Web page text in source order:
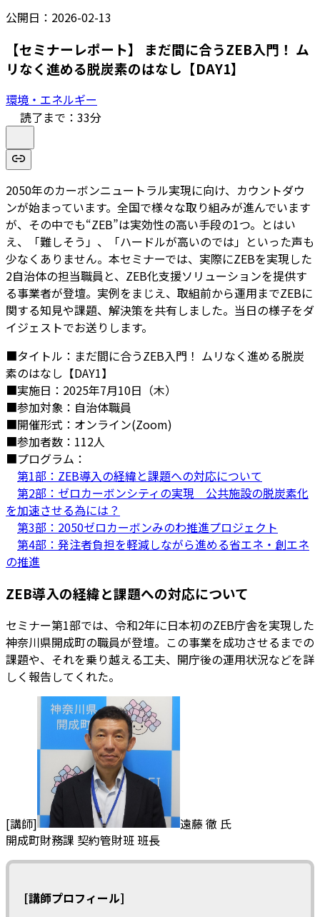
公開日： 2026-02-13
【セミナーレポート】 まだ間に合うZEB入門！ ム
リなく進める脱炭素のはなし【DAY1】
環境・エネルギー
読了まで： 33分
2050年のカーボンニュートラル実現に向け、カウントダウ
ンが始まっています。全国で様々な取り組みが進んでいます
が、その中でも“ZEB”は実効性の高い手段の1つ。とはい
え、「難しそう」、「ハードルが高いのでは」といった声も
少なくありません。本セミナーでは、実際にZEBを実現した
2自治体の担当職員と、ZEB化支援ソリューションを提供す
る事業者が登壇。実例をまじえ、取組前から運用までZEBに
関する知見や課題、解決策を共有しました。当日の様子をダ
イジェストでお送りします。
■タイトル：まだ間に合うZEB入門！ ムリなく進める脱炭
素のはなし【DAY1】
■実施日：2025年7月10日（木）
■参加対象：自治体職員
■開催形式：オンライン(Zoom)
■参加者数：112人
■プログラム：
第1部：ZEB導入の経緯と課題への対応について
第2部：ゼロカーボンシティの実現 公共施設の脱炭素化
を加速させる為には？
第3部：2050ゼロカーボンみのわ推進プロジェクト
第4部：発注者負担を軽減しながら進める省エネ・創エネ
の推進
ZEB導入の経緯と課題への対応について
セミナー第1部では、令和2年に日本初のZEB庁舎を実現した
神奈川県開成町の職員が登壇。この事業を成功させるまでの
課題や、それを乗り越える工夫、開庁後の運用状況などを詳
しく報告してくれた。
[講師]
遠藤 徹 氏
開成町財務課 契約管財班 班長
[講師プロフィール]